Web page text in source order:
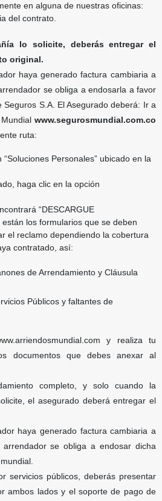
en alguna de nuestras oficinas:
del contrato.
lo solicite, deberás entregar el
original.
haya generado factura cambiaria a
se obliga a endosarla a favor
S.A. El Asegurado deberá: Ir a
www.segurosmundial.com.co
ruta:
Personales” ubicado en la
haga clic en la opción
“DESCARGUE
están los formularios que se deben
el reclamo dependiendo la cobertura
contratado, así:
de Arrendamiento y Cláusula
Públicos y faltantes de
y realiza tu
documentos que debes anexar al
completo, y solo cuando la
el asegurado deberá entregar el
haya generado factura cambiaria a
se obliga a endosar dicha
servicios públicos, deberás presentar
ambos lados y el soporte de pago de